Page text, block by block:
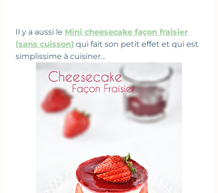
Il y a aussi le Mini cheesecake façon fraisier
(sans cuisson) qui fait son petit effet et qui est
simplissime à cuisiner…